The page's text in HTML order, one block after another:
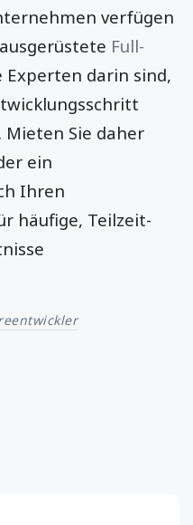
verfügen
Full-
Experten darin sind,
Mieten Sie daher
ein
Ihren
häufige, Teilzeit-